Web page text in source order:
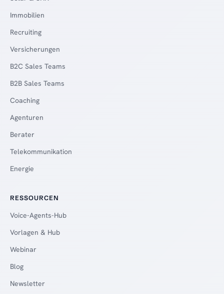
Immobilien
Recruiting
Versicherungen
B2C Sales Teams
B2B Sales Teams
Coaching
Agenturen
Berater
Telekommunikation
Energie
RESSOURCEN
Voice-Agents-Hub
Vorlagen & Hub
Webinar
Blog
Newsletter